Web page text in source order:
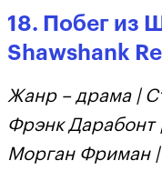
18. Побег из
Shawshank
Жанр – драма |
Фрэнк Дарабонт
Морган Фриман |